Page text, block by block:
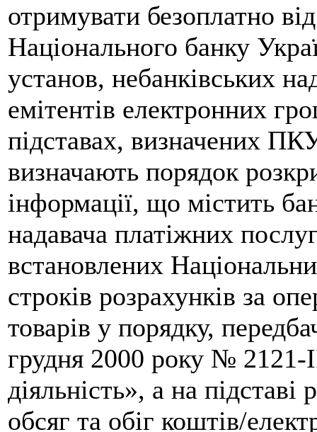
отримувати безоплатно
Національного банку
установ, небанківських
емітентів електронних
підставах, визначених
визначають порядок
інформації, що містить
надавача платіжних
встановлених
строків розрахунків за
товарів у порядку,
грудня 2000 року № 2121-
діяльність», а на
обсяг та обіг коштів/